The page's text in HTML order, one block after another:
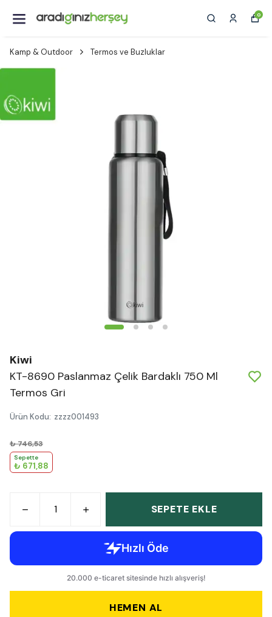
0
Kamp & Outdoor Termos ve Buzluklar
Kiwi
KT-8690 Paslanmaz Çelik Bardaklı 750 Ml
Termos Gri
Ürün Kodu: zzzz001493
₺ 746,53
Sepette
₺ 671,88
SEPETE EKLE
HEMEN AL